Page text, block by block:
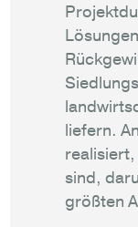
liefern.
sind,
größten